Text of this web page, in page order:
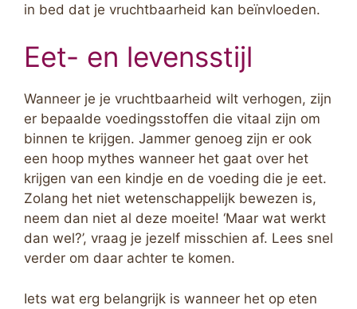
in bed dat je vruchtbaarheid kan beïnvloeden.
Eet- en levensstijl
Wanneer je je vruchtbaarheid wilt verhogen, zijn
er bepaalde voedingsstoffen die vitaal zijn om
binnen te krijgen. Jammer genoeg zijn er ook
een hoop mythes wanneer het gaat over het
krijgen van een kindje en de voeding die je eet.
Zolang het niet wetenschappelijk bewezen is,
neem dan niet al deze moeite! ‘Maar wat werkt
dan wel?’, vraag je jezelf misschien af. Lees snel
verder om daar achter te komen.
Iets wat erg belangrijk is wanneer het op eten